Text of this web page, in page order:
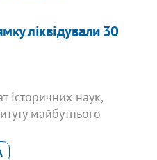
ліквідували 30
історичних наук,
майбутнього